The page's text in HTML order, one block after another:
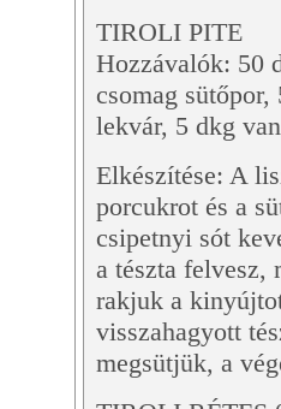
TIROLI PITE
Hozzávalók: 50
csomag
lekvár, 5 dkg
Elkészítése: A
porcukrot és a
csipetnyi sót
a tészta felvesz,
rakjuk a
visszahagyott
megsütjük, a